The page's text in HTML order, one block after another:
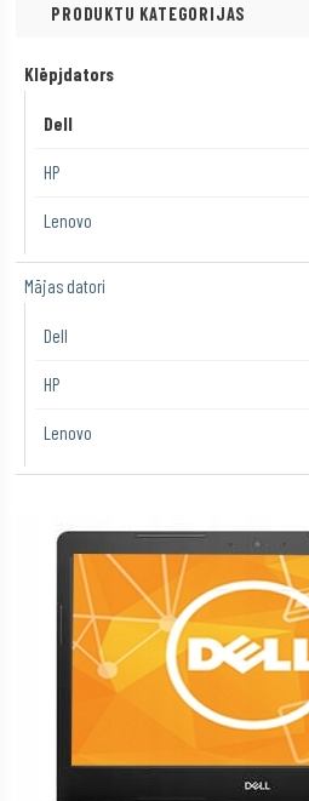
PRODUKTU KATEGORIJAS
Klēpjdators
Dell
HP
Lenovo
Mājas datori
Dell
HP
Lenovo